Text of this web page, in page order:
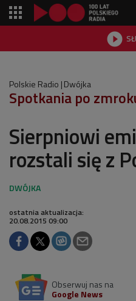

Polskie Radio Dwójka
Spotkania po
Sierpniowi
rozstali się z
ostatnia aktualizacja:
20.08.2015 09:00
Obserwuj nas na
Google News